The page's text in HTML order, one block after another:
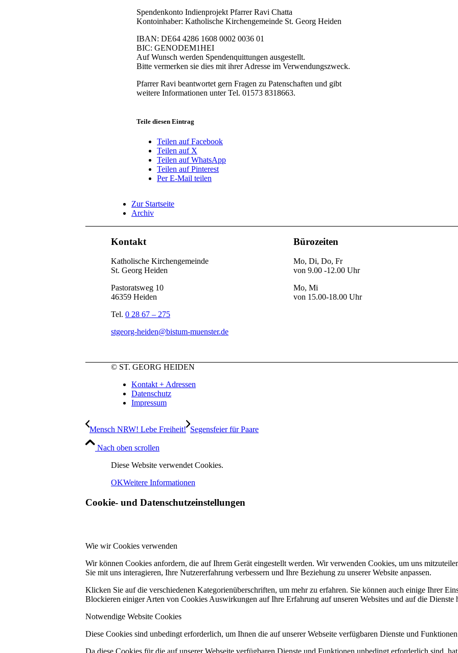
Spendenkonto Indienprojekt Pfarrer Ravi Chatta
Kontoinhaber: Katholische Kirchengemeinde St. Georg Heiden
IBAN: DE64 4286 1608 0002 0036 01
BIC: GENODEM1HEI
Auf Wunsch werden Spendenquittungen ausgestellt.
Bitte vermerken sie dies mit ihrer Adresse im Verwendungszweck.
Pfarrer Ravi beantwortet gern Fragen zu Patenschaften und gibt
weitere Informationen unter Tel. 01573 8318663.
Teile diesen Eintrag
Teilen auf Facebook
Teilen auf X
Teilen auf WhatsApp
Teilen auf Pinterest
Per E-Mail teilen
Zur Startseite
Archiv
Kontakt
Katholische Kirchengemeinde
St. Georg Heiden
Pastoratsweg 10
46359 Heiden
Tel. 0 28 67 – 275
stgeorg-heiden@bistum-muenster.de
Bürozeiten
Mo, Di, Do, Fr
von 9.00 -12.00 Uhr
Mo, Mi
von 15.00-18.00 Uhr
© ST. GEORG HEIDEN
Kontakt + Adressen
Datenschutz
Impressum
Mensch NRW! Lebe Freiheit! Segensfeier für Paare
Nach oben scrollen
Diese Website verwendet Cookies.
OKWeitere Informationen
Cookie- und Datenschutzeinstellungen
Wie wir Cookies verwenden
Wir können Cookies anfordern, die auf Ihrem Gerät eingestellt werden. Wir verwenden Cookies, um uns
Sie mit uns interagieren, Ihre Nutzererfahrung verbessern und Ihre Beziehung zu unserer Website anpassen.
Klicken Sie auf die verschiedenen Kategorienüberschriften, um mehr zu erfahren. Sie können auch einige Ihrer
Blockieren einiger Arten von Cookies Auswirkungen auf Ihre Erfahrung auf unseren Websites und auf die Dienste
Notwendige Website Cookies
Diese Cookies sind unbedingt erforderlich, um Ihnen die auf unserer Webseite verfügbaren Dienste und
Da diese Cookies für die auf unserer Webseite verfügbaren Dienste und Funktionen unbedingt erforderlich sind,